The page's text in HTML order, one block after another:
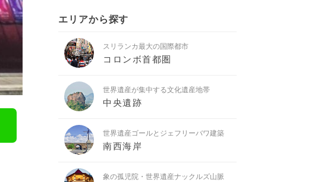
エリアから探す
スリランカ最大の国際都市
コロンボ首都圏
世界遺産が集中する文化遺産地帯
中央遺跡
世界遺産ゴールとジェフリーバワ建築
南西海岸
象の孤児院・世界遺産ナックルズ山脈